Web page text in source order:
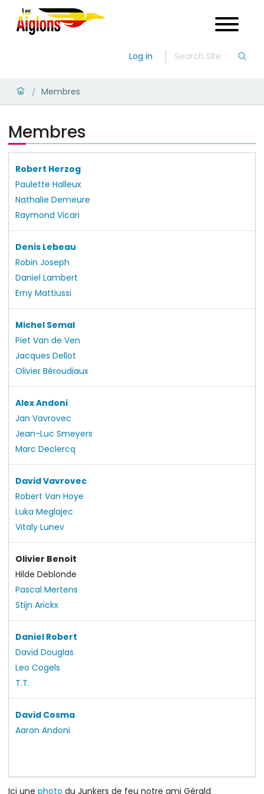
Log in
/ Membres
Membres
Robert Herzog
Paulette Halleux
Nathalie Demeure
Raymond Vicari
Denis Lebeau
Robin Joseph
Daniel Lambert
Erny Mattiussi
Michel Semal
Piet Van de Ven
Jacques Dellot
Olivier Béroudiaux
Alex Andoni
Jan Vavrovec
Jean-Luc Smeyers
Marc Declercq
David Vavrovec
Robert Van Hoye
Luka Meglajec
Vitaly Lunev
Olivier Benoit
Hilde Deblonde
Pascal Mertens
Stijn Arickx
Daniel Robert
David Douglas
Leo Cogels
T.T.
David Cosma
Aaron Andoni
Ici une photo du Junkers de feu notre ami Gérald